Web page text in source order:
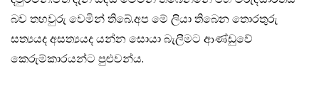
බව තහවුරු වෙමින් තිබේ.අප මේ ලියා තිබෙන තොරතුරු
සත්‍යයද අසත්‍යයද යන්න සොයා බැලීමට ආණ්ඩුවේ
කෙරුම්කාරයන්ට පුළුවන්ය.